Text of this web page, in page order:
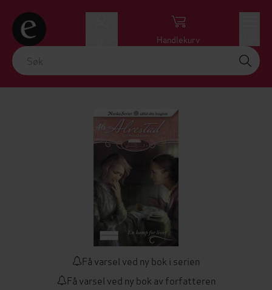
Handlekurv
Få varsel ved ny bok i serien
Få varsel ved ny bok av forfatteren